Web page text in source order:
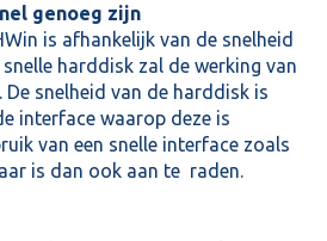
genoeg zijn
is afhankelijk van de snelheid
harddisk zal de werking van
De snelheid van de harddisk is
interface waarop deze is
van een snelle interface zoals
is dan ook aan te raden.